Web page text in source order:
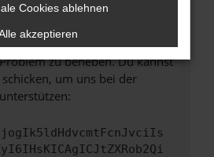
den Webseitenbetreiber.
genannten Schritte versucht
uns bitte. Wir werden
zu beheben. Du kannst
um uns bei der
Cookies ablehnen
akzeptieren